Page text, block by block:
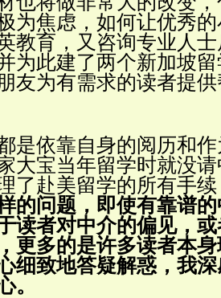
为焦虑，如何让优秀
教育，又咨询专业人
为此建了两个新加坡
友为有需求的读者提
是依靠自身的阅历和
宝当年留学时就没请
了赴美留学的所有手
的问题，即使有靠谱
读者对中介的偏见，
更多的是许多读者本
细致地答疑解惑，我
。